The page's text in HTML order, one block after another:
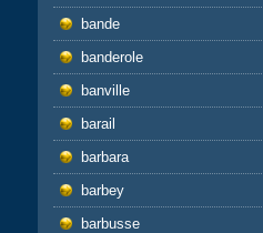
bande
banderole
banville
barail
barbara
barbey
barbusse